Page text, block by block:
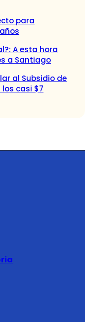
para
A esta hora
a Santiago
al Subsidio de
casi $7